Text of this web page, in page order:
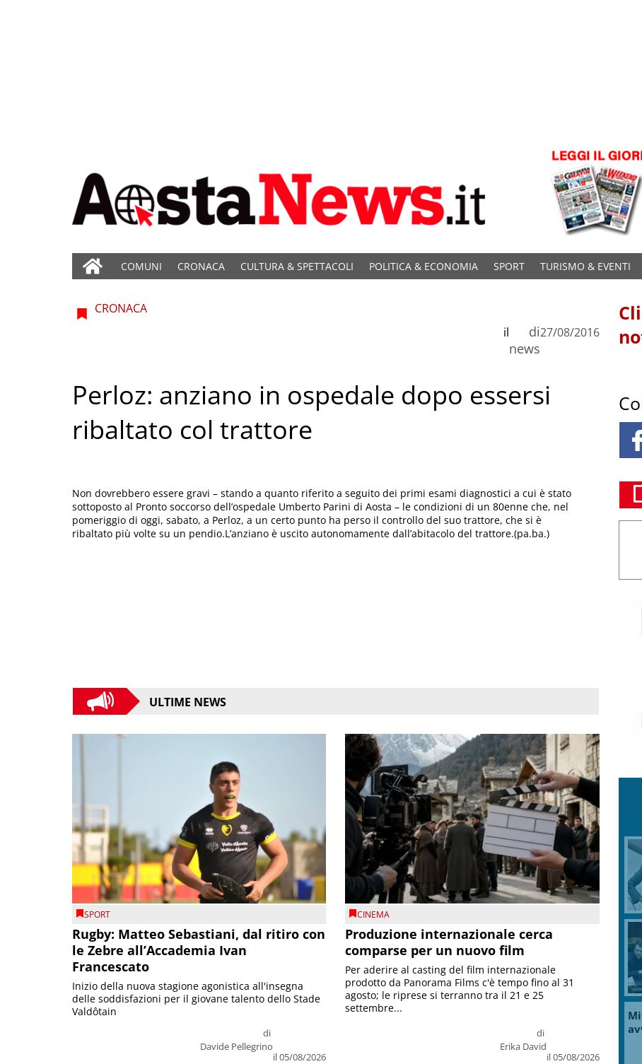
COMUNI CRONACA CULTURA & SPETTACOLI POLITICA & ECONOMIA SPORT TURISMO & EVENTI
CRONACA
di
news
il 27/08/2016
Perloz: anziano in ospedale dopo essersi
ribaltato col trattore
Non dovrebbero essere gravi – stando a quanto riferito a seguito dei primi esami diagnostici a cui è stato
sottoposto al Pronto soccorso dell’ospedale Umberto Parini di Aosta – le condizioni di un 80enne che, nel
pomeriggio di oggi, sabato, a Perloz, a un certo punto ha perso il controllo del suo trattore, che si è
ribaltato più volte su un pendio.L’anziano è uscito autonomamente dall’abitacolo del trattore.(pa.ba.)
ULTIME NEWS
SPORT
Rugby: Matteo Sebastiani, dal ritiro con
le Zebre all’Accademia Ivan
Francescato
di
Davide Pellegrino
il 05/08/2026
Inizio della nuova stagione agonistica all'insegna
delle soddisfazioni per il giovane talento dello Stade
Valdôtain
CINEMA
Produzione internazionale cerca
comparse per un nuovo film
di
Erika David
il 05/08/2026
Per aderire al casting del film internazionale
prodotto da Panorama Films c'è tempo fino al 31
agosto; le riprese si terranno tra il 21 e 25
settembre...